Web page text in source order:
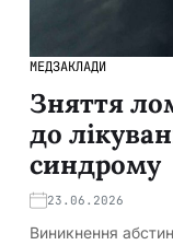
МЕДЗАКЛАДИ
Зняття
до
синдрому
23.06.2026
Виникнення